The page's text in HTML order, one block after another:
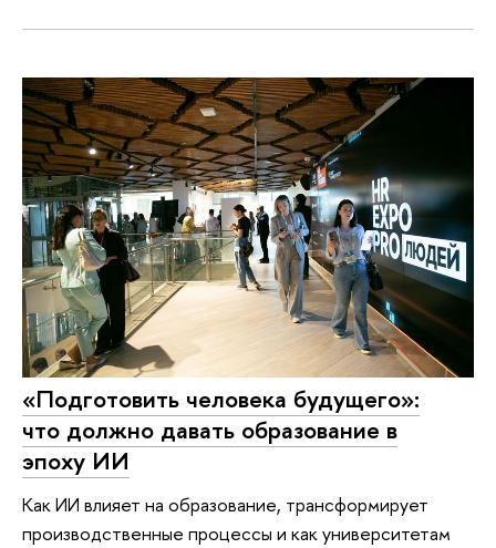
«Подготовить человека будущего»:
что должно давать образование в
эпоху ИИ
Как ИИ влияет на образование, трансформирует
производственные процессы и как университетам